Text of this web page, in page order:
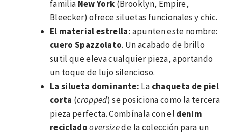
familia New York (Brooklyn, Empire,
Bleecker) ofrece siluetas funcionales y chic.
El material estrella:apunten este nombre:
cuero Spazzolato. Un acabado de brillo
sutil que eleva cualquier pieza, aportando
un toque de lujo silencioso.
La silueta dominante: La chaqueta de piel
corta (cropped) se posiciona como la tercera
pieza perfecta. Combínala con el denim
reciclado oversizede la colección para un